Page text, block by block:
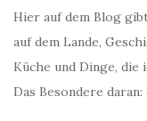
Hier auf dem Blog
auf dem Lande,
Küche und Dinge, die
Das Besondere